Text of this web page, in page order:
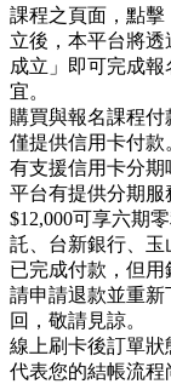
課程之頁面，點
立後，本平台將
成立」即可完成
宜。
購買與報名課程付
僅提供信用卡付款
有支援信用卡分期
平台有提供分期服
$12,000可享六期
託、台新銀行、
已完成付款，但用
請申請退款並重新
回，敬請見諒。
線上刷卡後訂單狀
代表您的結帳流